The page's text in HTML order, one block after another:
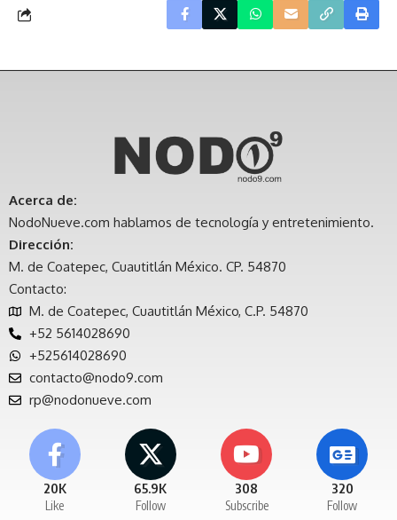
Acerca de:
NodoNueve.com hablamos de tecnología y entretenimiento.
Dirección:
M. de Coatepec, Cuautitlán México. CP. 54870
Contacto:
M. de Coatepec, Cuautitlán México, C.P. 54870
+52 5614028690
+525614028690
contacto@nodo9.com
rp@nodonueve.com
20K
Like
65.9K
Follow
308
Subscribe
320
Follow